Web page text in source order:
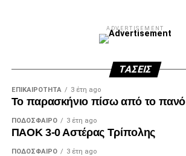
ADVERTISEMENT
ΤΆΣΕΙΣ
ΕΠΙΚΑΙΡΌΤΗΤΑ 3 έτη ago
Το παρασκήνιο πίσω από το πανό
ΠΟΔΌΣΦΑΙΡΟ 3 έτη ago
ΠΑΟΚ 3-0 Αστέρας Τρίπολης
ΠΟΔΌΣΦΑΙΡΟ 3 έτη ago